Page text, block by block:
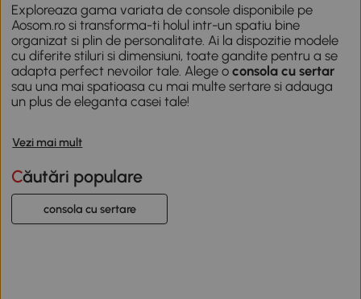
Exploreaza gama variata de console disponibile pe
Aosom.ro si transforma-ti holul intr-un spatiu bine
organizat si plin de personalitate. Ai la dispozitie modele
cu diferite stiluri si dimensiuni, toate gandite pentru a se
adapta perfect nevoilor tale. Alege oconsola cu sertar
sau una mai spatioasa cu mai multe sertare si adauga
un plus de eleganta casei tale!
Vezi mai mult
Căutări populare
consola cu sertare